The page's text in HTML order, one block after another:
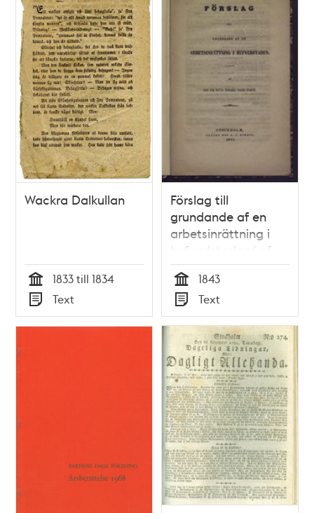
Wackra Dalkullan
Tid
1833 till 1834
Typ
Text
Förslag till
grundande af en
arbetsinrättning i
hufvudstaden/ af
den för detta
ändamål valda
komité
Tid
1843
Typ
Text